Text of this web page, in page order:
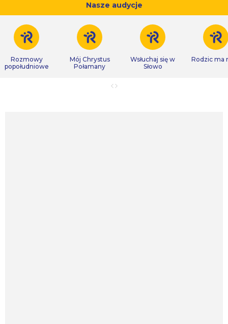
Nasze audycje
Rozmowy
popołudniowe
Mój Chrystus
Połamany
Wsłuchaj się w
Słowo
Rodzic ma